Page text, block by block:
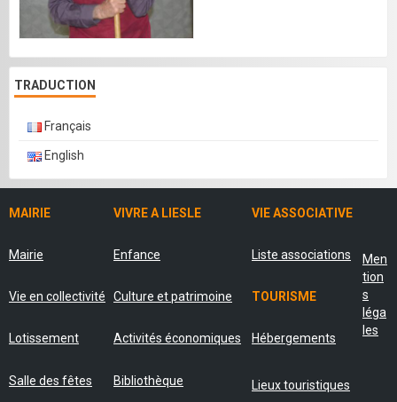
TRADUCTION
Français
English
MAIRIE VIVRE A LIESLE VIE ASSOCIATIVE
Mairie Enfance Liste associations
Vie en collectivité Culture et patrimoine TOURISME
Lotissement Activités économiques Hébergements
Salle des fêtes Bibliothèque Lieux touristiques
Men
tion
s
léga
les